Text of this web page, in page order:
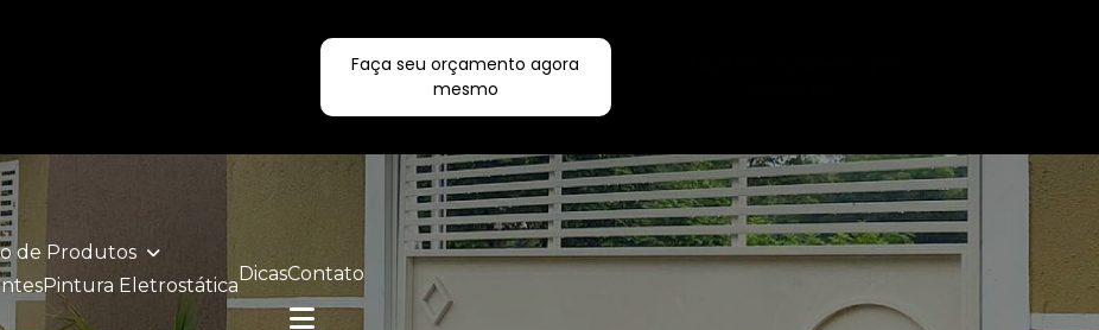
Faça seu orçamento agora
mesmo
de Produtos
Pintura Eletrostática
Dicas Contato